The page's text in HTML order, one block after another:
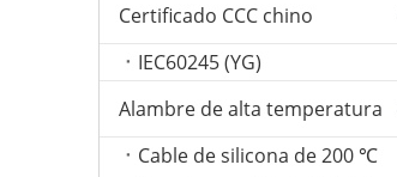
Certificado CCC chino
IEC60245 (YG)
Alambre de alta temperatura
Cable de silicona de 200 ℃